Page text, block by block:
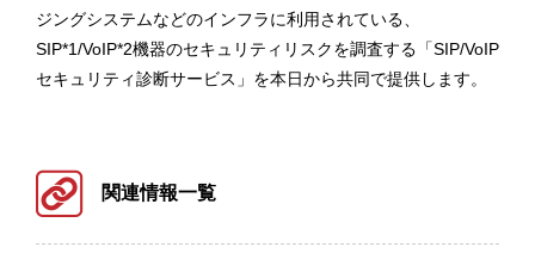
ジングシステムなどのインフラに利用されている、
SIP*1/VoIP*2機器のセキュリティリスクを調査する「SIP/VoIP
セキュリティ診断サービス」を本日から共同で提供します。
関連情報一覧